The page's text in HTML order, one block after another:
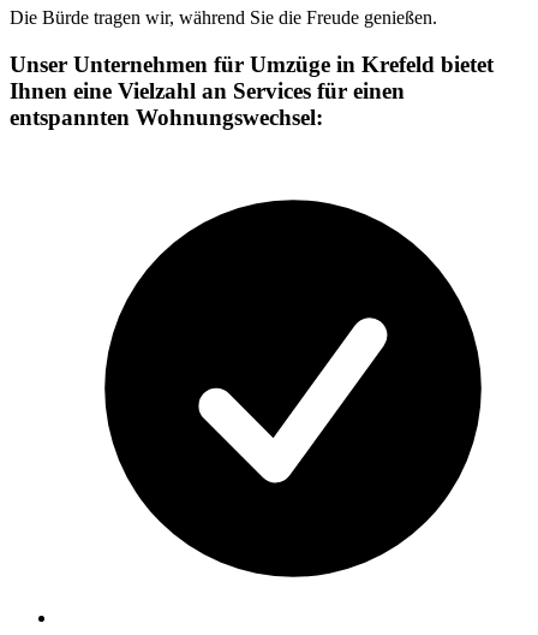
Die Bürde tragen wir, während Sie die Freude genießen.
Unser Unternehmen für Umzüge in Krefeld bietet
Ihnen eine Vielzahl an Services für einen
entspannten Wohnungswechsel: